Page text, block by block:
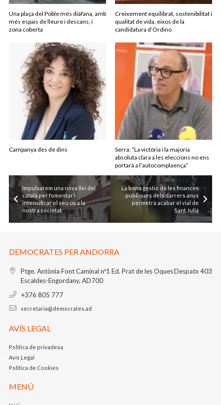
Una plaça del Poble més diàfana, amb
més espais de lleure i descans, i
zona coberta
Creixement equilibrat, sostenibilitat i
qualitat de vida, eixos de la
candidatura d’Ordino
Campanya des de dins
Serra: “La victòria i la majoria
absoluta clara a les eleccions no ens
portarà a l’autocomplaença”
Impulsarem una nova llei del
català per fomentar i
intensificar el seu ús a la
nostra societat
La bona gestió de les finances
públiques dels darrers anys
permetrà acabar el vial de
Sant Julià
DEMOCRATES PER ANDORRA
Ptge. Antònia Font Caminal nº1 Ed. Prat de les OquesDespatx 403
Escaldes-Engordany, AD700
+376 805 777
secretaria@democrates.ad
AVÍS LEGAL
Política de privadesa
Avís Legal
Política de Cookies
MENÚ